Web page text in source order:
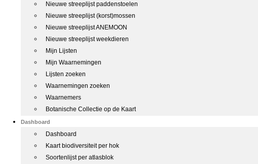
Nieuwe streeplijst paddenstoelen
Nieuwe streeplijst (korst)mossen
Nieuwe streeplijst ANEMOON
Nieuwe streeplijst weekdieren
Mijn Lijsten
Mijn Waarnemingen
Lijsten zoeken
Waarnemingen zoeken
Waarnemers
Botanische Collectie op de Kaart
Dashboard
Dashboard
Kaart biodiversiteit per hok
Soortenlijst per atlasblok